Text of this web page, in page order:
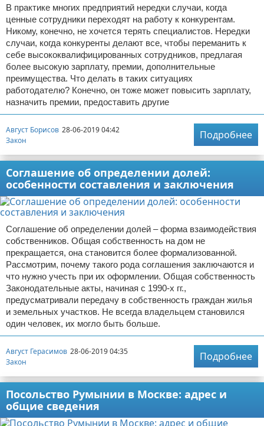
В практике многих предприятий нередки случаи, когда
ценные сотрудники переходят на работу к конкурентам.
Никому, конечно, не хочется терять специалистов. Нередки
случаи, когда конкуренты делают все, чтобы переманить к
себе высококвалифицированных сотрудников, предлагая
более высокую зарплату, премии, дополнительные
преимущества. Что делать в таких ситуациях
работодателю? Конечно, он тоже может повысить зарплату,
назначить премии, предоставить другие
Август Борисов 28-06-2019 04:42
Закон
Подробнее
Соглашение об определении долей:
особенности составления и заключения
Соглашение об определении долей – форма взаимодействия
собственников. Общая собственность на дом не
прекращается, она становится более формализованной.
Рассмотрим, почему такого рода соглашения заключаются и
что нужно учесть при их оформлении. Общая собственность
Законодательные акты, начиная с 1990-х гг.,
предусматривали передачу в собственность граждан жилья
и земельных участков. Не всегда владельцем становился
один человек, их могло быть больше.
Август Герасимов 28-06-2019 04:35
Закон
Подробнее
Посольство Румынии в Москве: адрес и
общие сведения